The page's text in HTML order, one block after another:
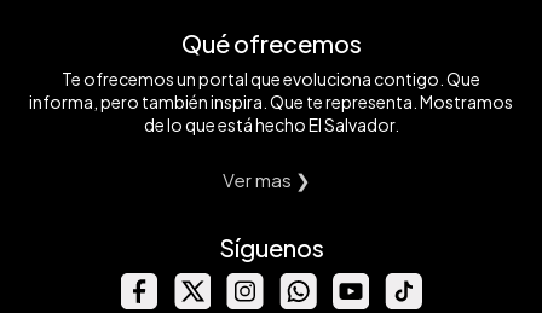
Qué ofrecemos
Te ofrecemos un portal que evoluciona contigo. Que
informa, pero también inspira. Que te representa. Mostramos
de lo que está hecho El Salvador.
Ver mas ❯
Síguenos